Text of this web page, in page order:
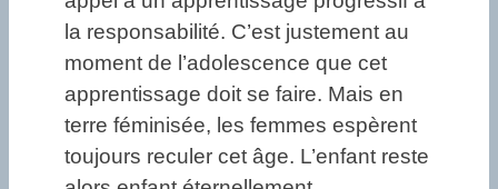
la responsabilité. C’est justement au
moment de l’adolescence que cet
apprentissage doit se faire. Mais en
terre féminisée, les femmes espèrent
toujours reculer cet âge. L’enfant reste